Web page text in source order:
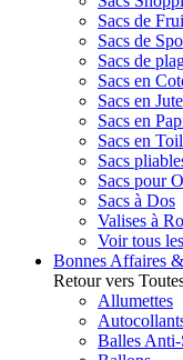
Sacs de
Sacs de
Sacs de
Sacs en
Sacs en Jute
Sacs en
Sacs en
Sacs
Sacs pour
Sacs à Dos
Valises à
Voir tous
Bonnes Affaires
Retour vers
Allumettes
Balles Anti-